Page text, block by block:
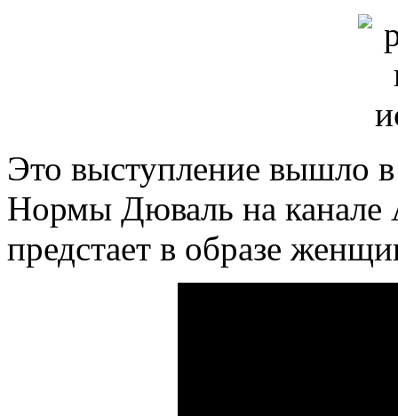
Это выступление вышло
Нормы Дюваль на
предстает в образе